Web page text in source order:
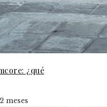
¿qué
meses